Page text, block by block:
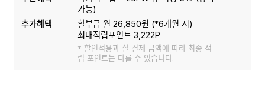
가능)
추가혜택
할부금 월26,850원 (*6개월 시)
최대적립포인트3,222P
* 할인적용과 실 결제 금액에 따라 최종 적
립 포인트는 다를 수 있습니다.